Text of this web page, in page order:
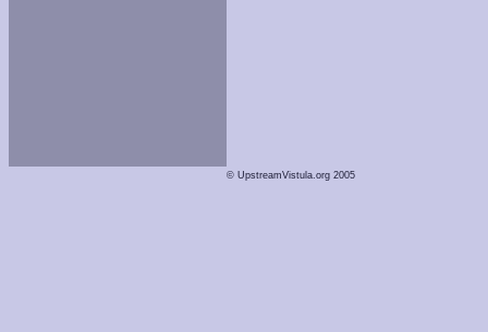
© UpstreamVistula.org 2005